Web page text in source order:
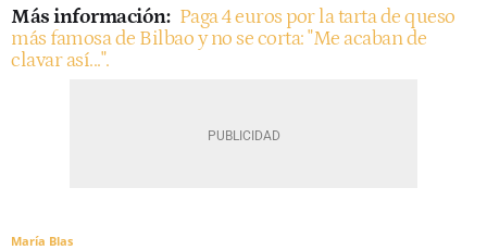
Más información: Paga 4 euros por la tarta de queso
más famosa de Bilbao y no se corta: "Me acaban de
clavar así...".
María Blas